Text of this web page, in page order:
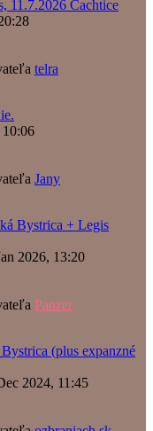
11.7.2026 Čachtice
telra
10:06
Jany
Bystrica + Legis
2026, 13:20
Panzer
(plus expanzné
2024, 11:45